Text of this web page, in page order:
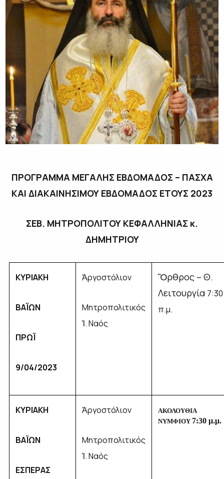
ΠΡΟΓΡΑΜΜΑ ΜΕΓΑΛΗΣ ΕΒΔΟΜΑΔΟΣ – ΠΑΣΧΑ
ΚΑΙ ΔΙΑΚΑΙΝΗΣΙΜΟΥ ΕΒΔΟΜΑΔΟΣ ΕΤΟΥΣ 2023
ΣΕΒ. ΜΗΤΡΟΠΟΛΙΤΟΥ ΚΕΦΑΛΛΗΝΙΑΣ κ.
ΔΗΜΗΤΡΙΟΥ
ΚΥΡΙΑΚΗ
ΒΑΪΩΝ
ΠΡΩΪ
9/04/2023
Ἀργοστόλιον
Μητροπολιτικός
Ἱ. Ναός
Ὂρθρος – Θ.
Λειτουργία 7:30
π.μ.
ΚΥΡΙΑΚΗ
ΒΑΪΩΝ
ΕΣΠΕΡΑΣ
Ἀργοστόλιον
Μητροπολιτικός
Ἱ. Ναός
ΑΚΟΛΟΥΘΙΑ
ΝΥΜΦΙΟΥ 7:30 μ.μ.